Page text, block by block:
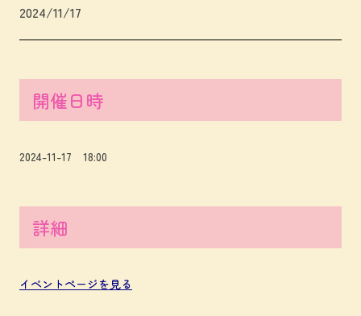
2024/11/17
開催日時
2024-11-17 18:00
詳細
イベントページを見る